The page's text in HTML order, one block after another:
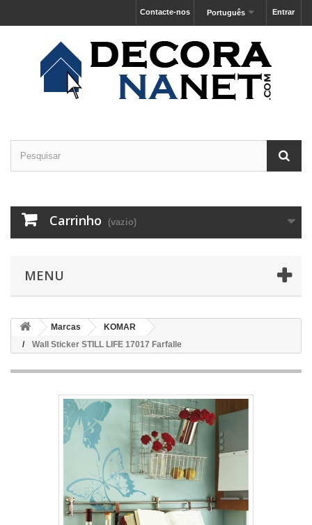
Entrar
Português
Contacte-nos
Carrinho (vazio)
MENU
Marcas
KOMAR
Wall Sticker STILL LIFE 17017 Farfalle